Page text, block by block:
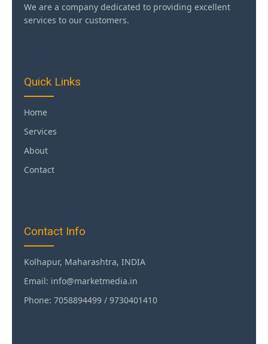
We are a company dedicated to providing excellent
services to our customers.
Quick Links
Home
Services
About
Contact
Contact Info
Kolhapur, Maharashtra, INDIA
Email: info@marketmedia.in
Phone: 7058894499 / 9730401410